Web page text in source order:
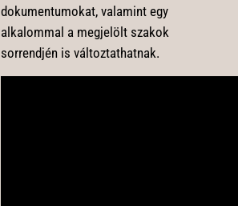
dokumentumokat, valamint egy
alkalommal a megjelölt szakok
sorrendjén is változtathatnak.